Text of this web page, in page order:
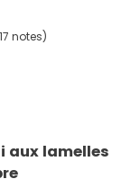
notes)
aux lamelles